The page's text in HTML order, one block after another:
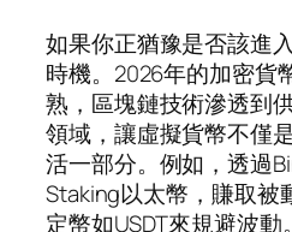
如果你正猶豫是否該進
時機。2026年的加密貨
熟，區塊鏈技術滲透到
領域，讓虛擬貨幣不僅
活一部分。例如，透過
Staking以太幣，賺取被
定幣如USDT來規避波